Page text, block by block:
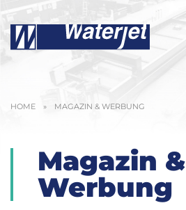
HOME » MAGAZIN & WERBUNG
Magazin &
Werbung